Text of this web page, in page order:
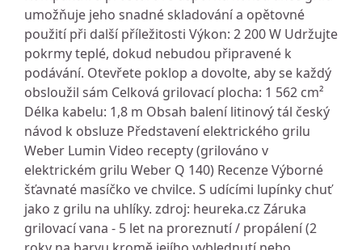
umožňuje jeho snadné skladování a opětovné
použití při další příležitosti Výkon: 2 200 W Udržujte
pokrmy teplé, dokud nebudou připravené k
podávání. Otevřete poklop a dovolte, aby se každý
obsloužil sám Celková grilovací plocha: 1 562 cm²
Délka kabelu: 1,8 m Obsah balení litinový tál český
návod k obsluze Představení elektrického grilu
Weber Lumin Video recepty (grilováno v
elektrickém grilu Weber Q 140) Recenze Výborné
šťavnaté masíčko ve chvilce. S udícími lupínky chuť
jako z grilu na uhlíky. zdroj: heureka.cz Záruka
grilovací vana - 5 let na proreznutí / propálení (2